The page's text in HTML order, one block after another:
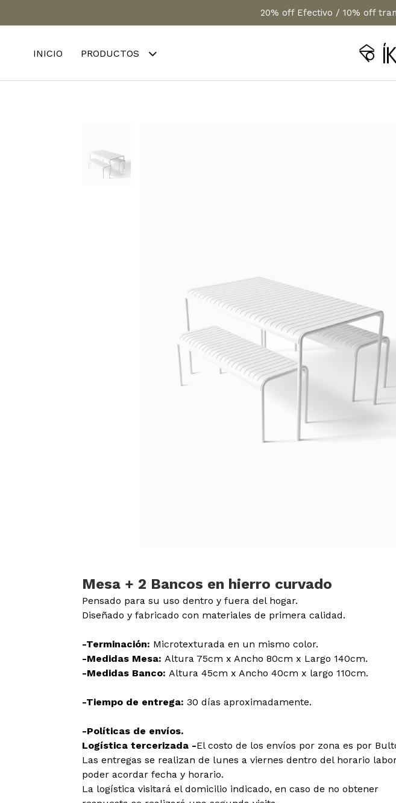
20% off Efectivo / 10% off
INICIO PRODUCTOS
Mesa + 2 Bancos en hierro curvado
Pensado para su uso dentro y fuera del hogar.
Diseñado y fabricado con materiales de primera calidad.
-Terminación: Microtexturada en un mismo color.
-Medidas Mesa: Altura 75cm x Ancho 80cm x Largo 140cm.
-Medidas Banco: Altura 45cm x Ancho 40cm x largo 110cm.
-Tiempo de entrega: 30 días aproximadamente.
-Políticas de envíos.
Logística tercerizada -El costo de los envíos por zona es por
Las entregas se realizan de lunes a viernes dentro del horario
poder acordar fecha y horario.
La logística visitará el domicilio indicado, en caso de no obtener